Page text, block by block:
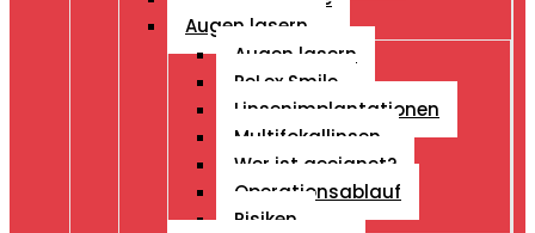
Augen lasern
Augen lasern
ReLex Smile
Linsenimplantationen
Multifokallinsen
Wer ist geeignet?
Operationsablauf
Risiken